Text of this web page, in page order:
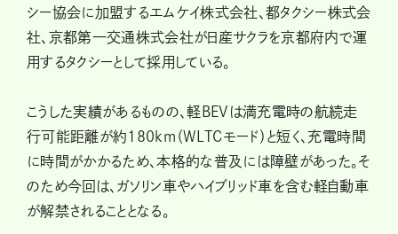
シー協会に加盟するエムケイ株式会社、都タクシー株式会
社、京都第一交通株式会社が日産サクラを京都府内で運
用するタクシーとして採用している。
こうした実績があるものの、軽BEVは満充電時の航続走
行可能距離が約180km（WLTCモード）と短く、充電時間
に時間がかかるため、本格的な普及には障壁があった。そ
のため今回は、ガソリン車やハイブリッド車を含む軽自動車
が解禁されることとなる。